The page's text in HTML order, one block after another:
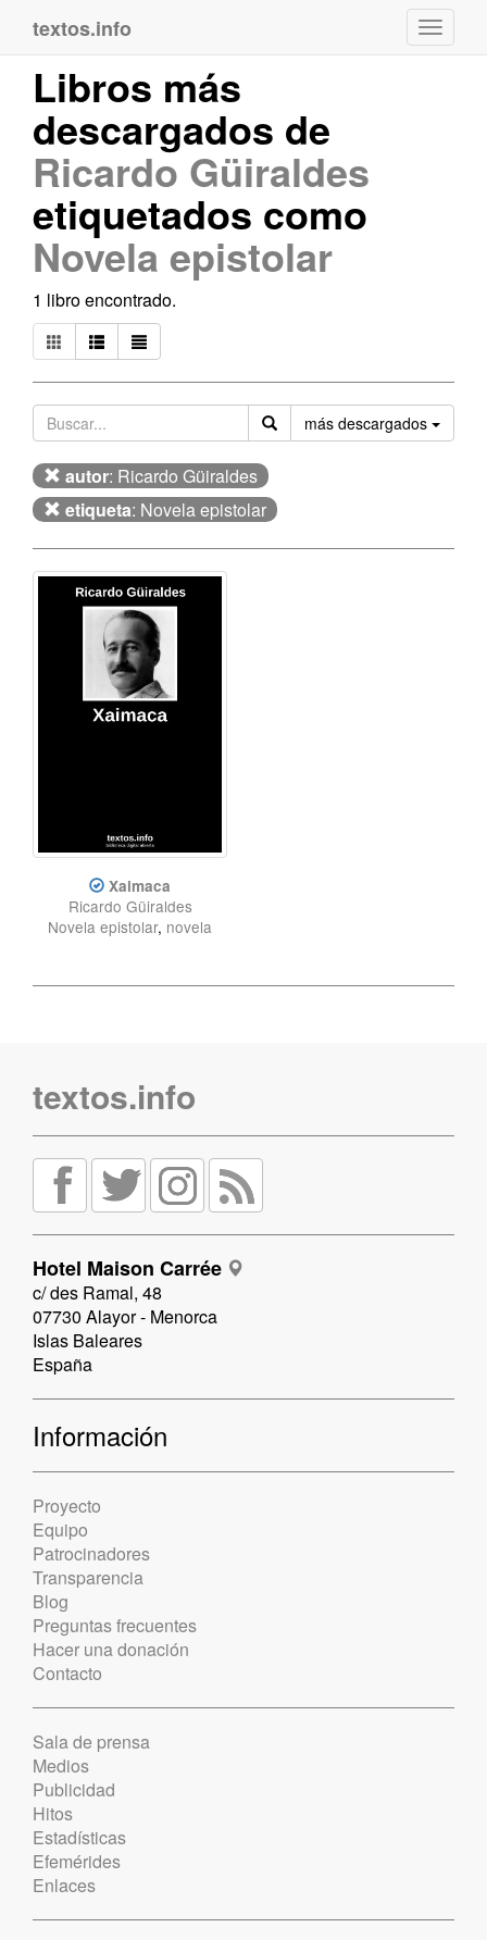
textos.info
Libros más
descargados de
Ricardo Güiraldes
etiquetados como
Novela epistolar
1 libro encontrado.
más descargados
autor: Ricardo Güiraldes
etiqueta: Novela epistolar
Xaimaca
Ricardo Güiraldes
Novela epistolar, novela
textos.info
Hotel Maison Carrée
c/ des Ramal, 48
07730 Alayor - Menorca
Islas Baleares
España
Información
Proyecto
Equipo
Patrocinadores
Transparencia
Blog
Preguntas frecuentes
Hacer una donación
Contacto
Sala de prensa
Medios
Publicidad
Hitos
Estadísticas
Efemérides
Enlaces